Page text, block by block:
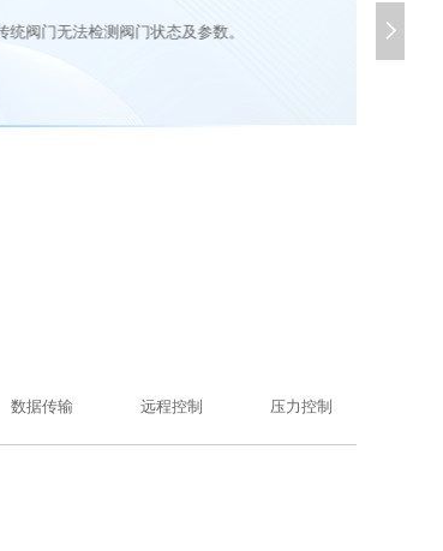
统阀门无法检测阀门状态及参数。 
数据传输 远程控制 压力控制